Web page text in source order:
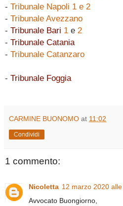
- Tribunale Napoli 1 e 2
- Tribunale Avezzano
- Tribunale Bari 1 e 2
- Tribunale Catania
- Tribunale Catanzaro
- Tribunale Foggia
CARMINE BUONOMO at 11:02
Condividi
1 commento:
Nicoletta 12 marzo 2020
Avvocato Buongiorno,